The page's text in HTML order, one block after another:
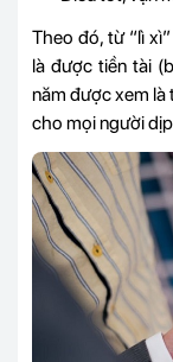
Theo đó, từ “lì
là được tiền tài
năm được xem là
cho mọi người